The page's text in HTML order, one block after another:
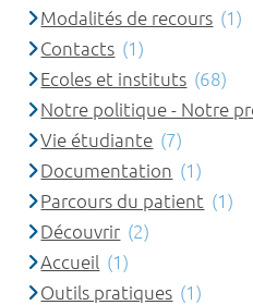
Modalités de recours (1)
Contacts (1)
Ecoles et instituts (68)
Notre politique - Notre
Vie étudiante (7)
Documentation (1)
Parcours du patient (1)
Découvrir (2)
Accueil (1)
Outils pratiques (1)